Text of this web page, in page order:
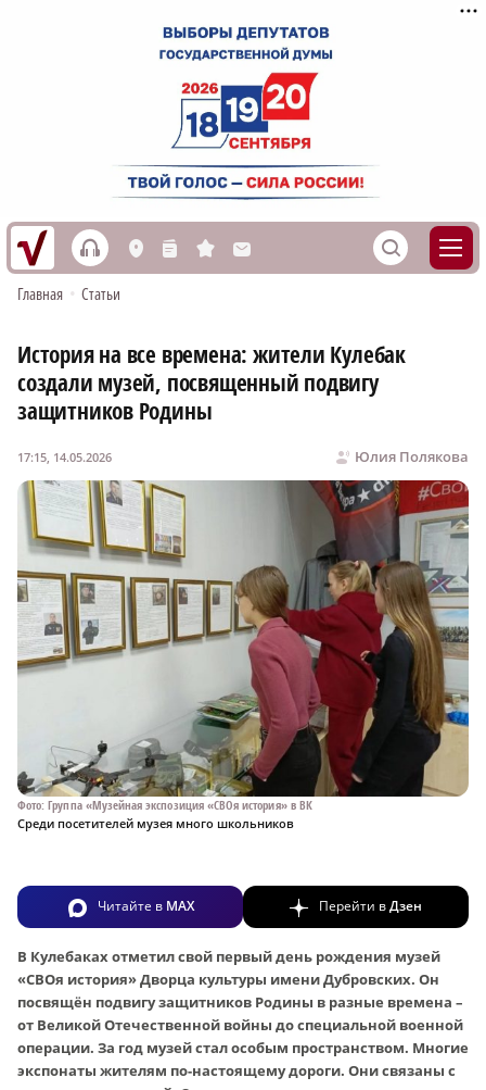
h L n s M S
Главная • Статьи
История на все времена: жители Кулебак
создали музей, посвященный подвигу
защитников Родины
Юлия Полякова
17:15, 14.05.2026
Фото: Группа «Музейная экспозиция «СВОя история» в ВК
Среди посетителей музея много школьников
Читайте в MAX Перейти вДзен
В Кулебаках отметил свой первый день рождения музей
«СВОя история» Дворца культуры имени Дубровских. Он
посвящён подвигу защитников Родины в разные времена –
от Великой Отечественной войны до специальной военной
операции. За год музей стал особым пространством. Многие
экспонаты жителям по-настоящему дороги. Они связаны с